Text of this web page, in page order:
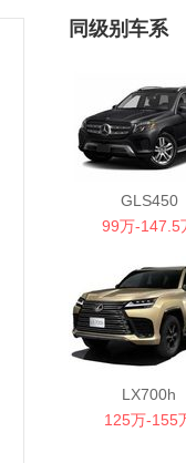
同级别车系
GLS450
99万-147.5
LX700h
125万-155